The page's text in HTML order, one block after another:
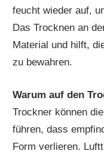
feucht wieder auf,
Das Trocknen an
Material und hilft,
zu bewahren.
Warum auf den
Trockner können
führen, dass
Form verlieren.